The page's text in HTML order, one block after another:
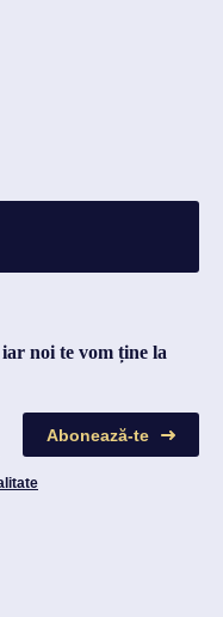
noi te vom ține la
Abonează-te